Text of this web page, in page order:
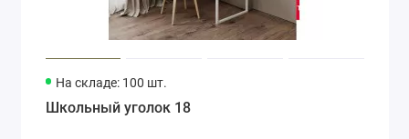
На складе: 100 шт.
Школьный уголок 18